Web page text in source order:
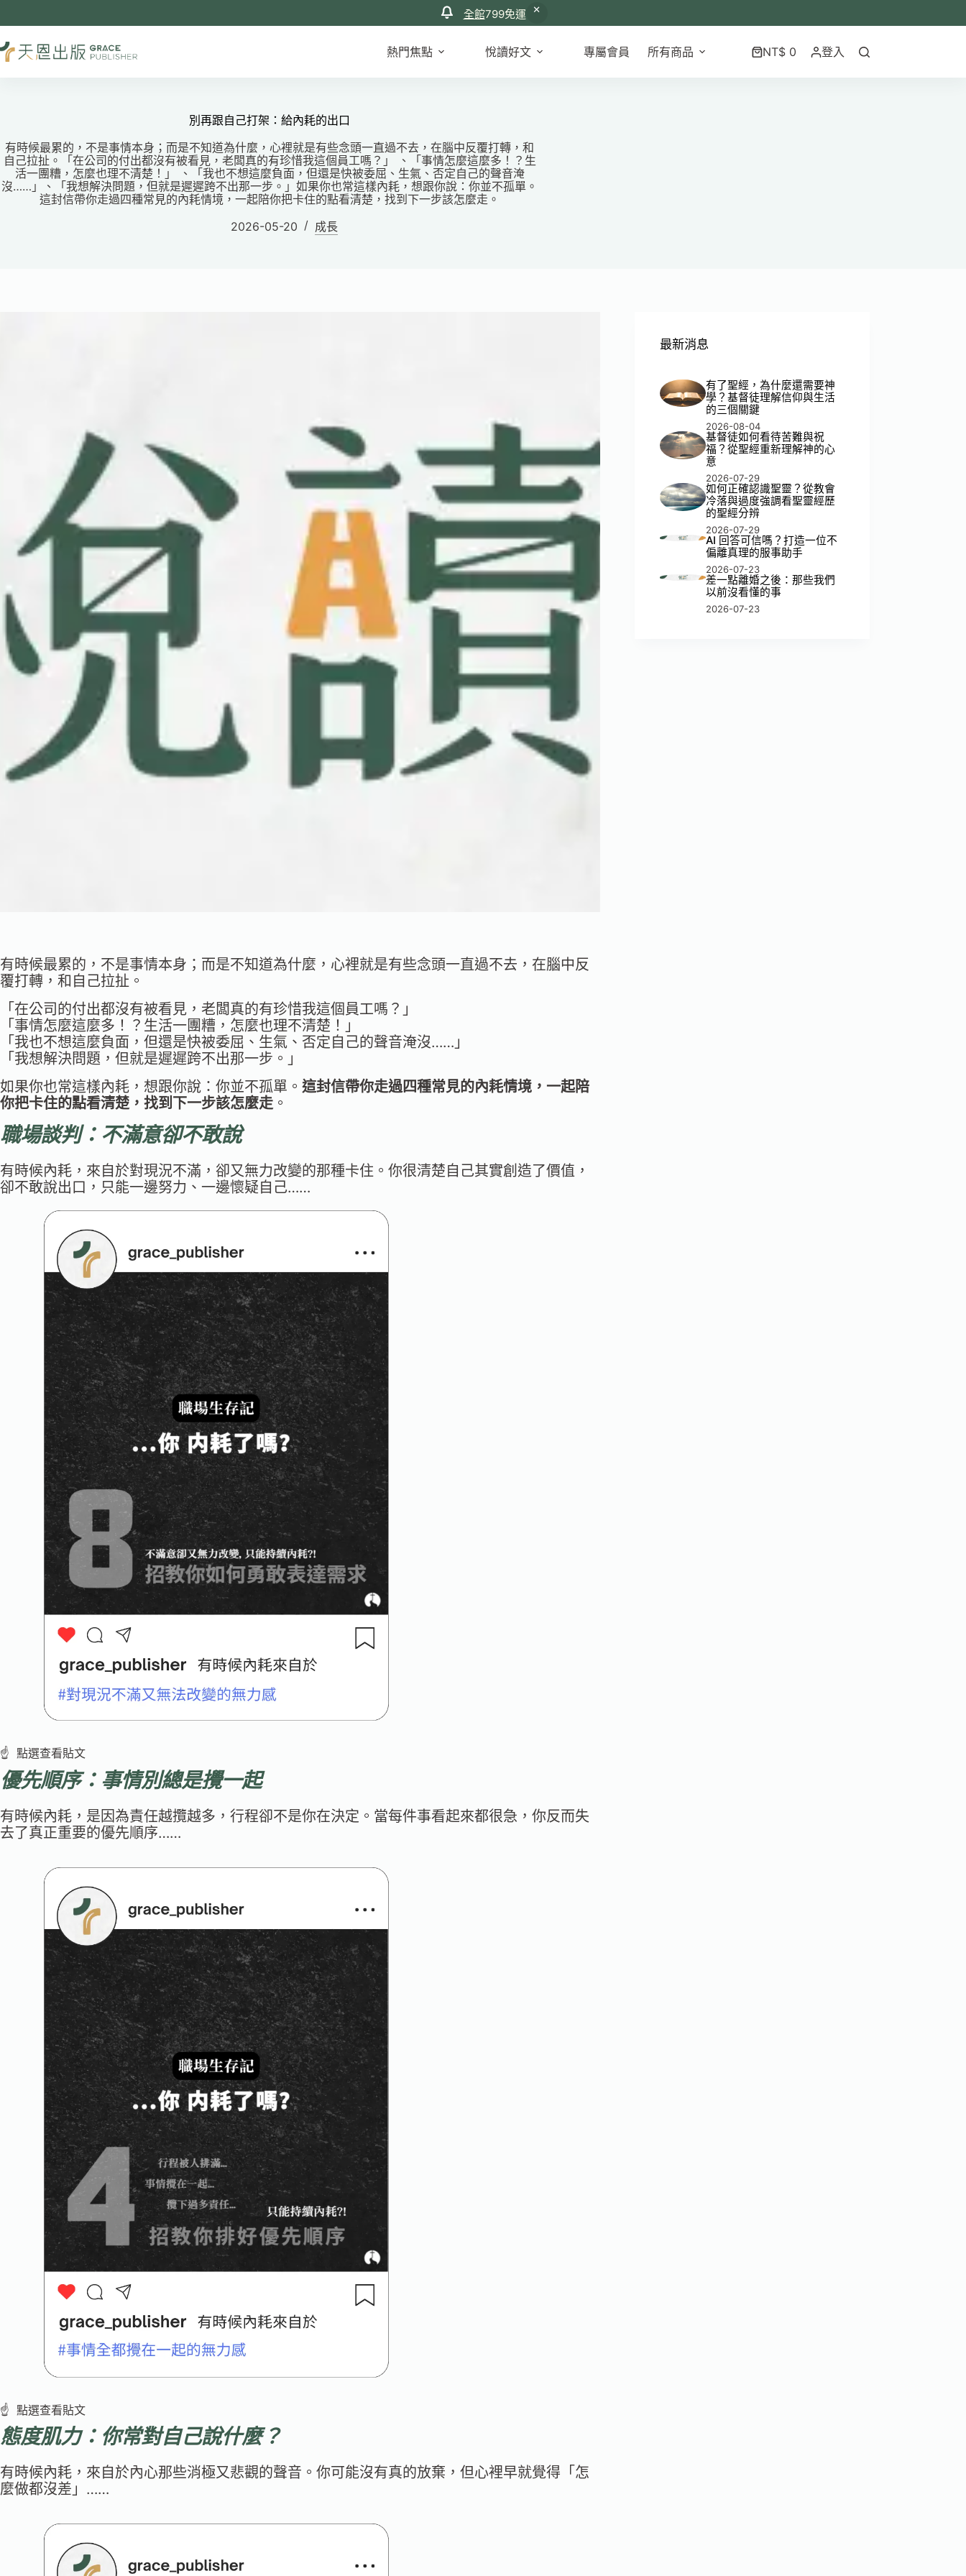
全館799免運
熱門焦點 悅讀好文 專屬會員 所有商品 NT$0 登入
別再跟自己打架：給內耗的出口
有時候最累的，不是事情本身；而是不知道為什麼，心裡就是有些念頭一直過不去，在腦中反覆打轉，和
自己拉扯。「在公司的付出都沒有被看見，老闆真的有珍惜我這個員工嗎？」 、「事情怎麼這麼多！？生
活一團糟，怎麼也理不清楚！」 、「我也不想這麼負面，但還是快被委屈、生氣、否定自己的聲音淹
沒……」、「我想解決問題，但就是遲遲跨不出那一步。」如果你也常這樣內耗，想跟你說：你並不孤單。
這封信帶你走過四種常見的內耗情境，一起陪你把卡住的點看清楚，找到下一步該怎麼走。
2026-05-20
成長
有時候最累的，不是事情本身；而是不知道為什麼，心裡就是有些念頭一直過不去，在腦中反
覆打轉，和自己拉扯。
「在公司的付出都沒有被看見，老闆真的有珍惜我這個員工嗎？」
「事情怎麼這麼多！？生活一團糟，怎麼也理不清楚！」
「我也不想這麼負面，但還是快被委屈、生氣、否定自己的聲音淹沒……」
「我想解決問題，但就是遲遲跨不出那一步。」
如果你也常這樣內耗，想跟你說：你並不孤單。 這封信帶你走過四種常見的內耗情境，一起陪
你把卡住的點看清楚，找到下一步該怎麼走。
職場談判：不滿意卻不敢說
有時候內耗，來自於對現況不滿，卻又無力改變的那種卡住。你很清楚自己其實創造了價值，
卻不敢說出口，只能一邊努力、一邊懷疑自己……
☝️ 點選查看貼文
優先順序：事情別總是攪一起
有時候內耗，是因為責任越攬越多，行程卻不是你在決定。當每件事看起來都很急，你反而失
去了真正重要的優先順序……
☝️ 點選查看貼文
態度肌力：你常對自己說什麼？
有時候內耗，來自於內心那些消極又悲觀的聲音。你可能沒有真的放棄，但心裡早就覺得「怎
麼做都沒差」……
最新消息
有了聖經，為什麼還需要神
學？基督徒理解信仰與生活
的三個關鍵
2026-08-04
基督徒如何看待苦難與祝
福？從聖經重新理解神的心
意
2026-07-29
如何正確認識聖靈？從教會
冷落與過度強調看聖靈經歷
的聖經分辨
2026-07-29
AI 回答可信嗎？打造一位不
偏離真理的服事助手
2026-07-23
差一點離婚之後：那些我們
以前沒看懂的事
2026-07-23